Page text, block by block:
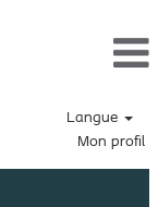
Langue
Mon profil